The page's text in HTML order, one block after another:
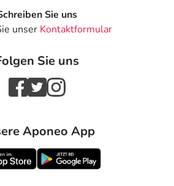
im Blut
(Ödeme)
verlängerter Blutungszeit
ungewolltem Harnabgang
mit Blutbildungsstörung
an männlichem
Sie uns
unser Kontaktformular
Sie uns
Aponeo App